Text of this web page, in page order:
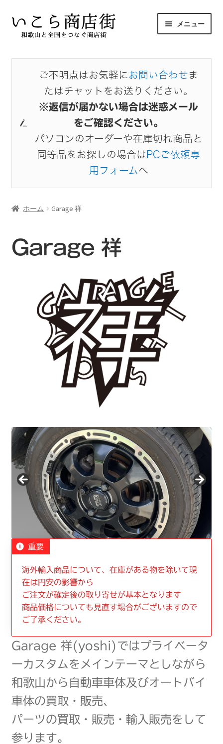
ナ
コ
メニュー
ブ
メ
ー
展
開
商品から探す
出店者から探す
ブ
ニ
ュ
展
Garage 祥
ma’am
マイアカウント
ご不明点はお気軽に お問い合わせ ま
たはチャットをお送りください。
※返信が届かない場合は迷惑メール
をご確認ください。
パソコンのオーダーや在庫切れ商品と
同等品をお探しの場合は PCご依頼専
用フォーム へ
ホーム Garage 祥
Garage 祥
重要
海外輸入商品について、在庫がある物を除いて現
在は円安の影響から
ご注文が確定後の取り寄せが基本となります
商品価格についても見直す場合がございますので
ご了承ください。
Garage 祥(yoshi)ではプライベータ
ーカスタムをメインテーマとしながら
和歌山から自動車車体及びオートバイ
車体の買取・販売、
パーツの買取・販売・輸入販売をして
参ります。